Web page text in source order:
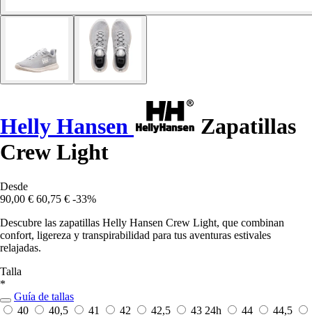
Helly Hansen
Zapatillas
Crew Light
Desde
90,00 € 60,75 € -33%
Descubre las zapatillas Helly Hansen Crew Light, que combinan
confort, ligereza y transpirabilidad para tus aventuras estivales
relajadas.
Talla
*
Guía de tallas
40
40,5 41 42 42,5 43 24h 44
44,5